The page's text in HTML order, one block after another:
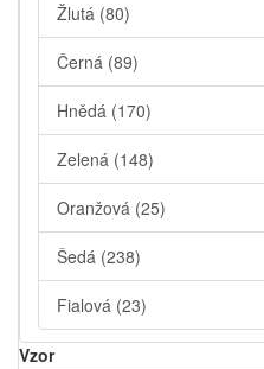
Žlutá (80)
Černá (89)
Hnědá (170)
Zelená (148)
Oranžová (25)
Šedá (238)
Fialová (23)
Vzor